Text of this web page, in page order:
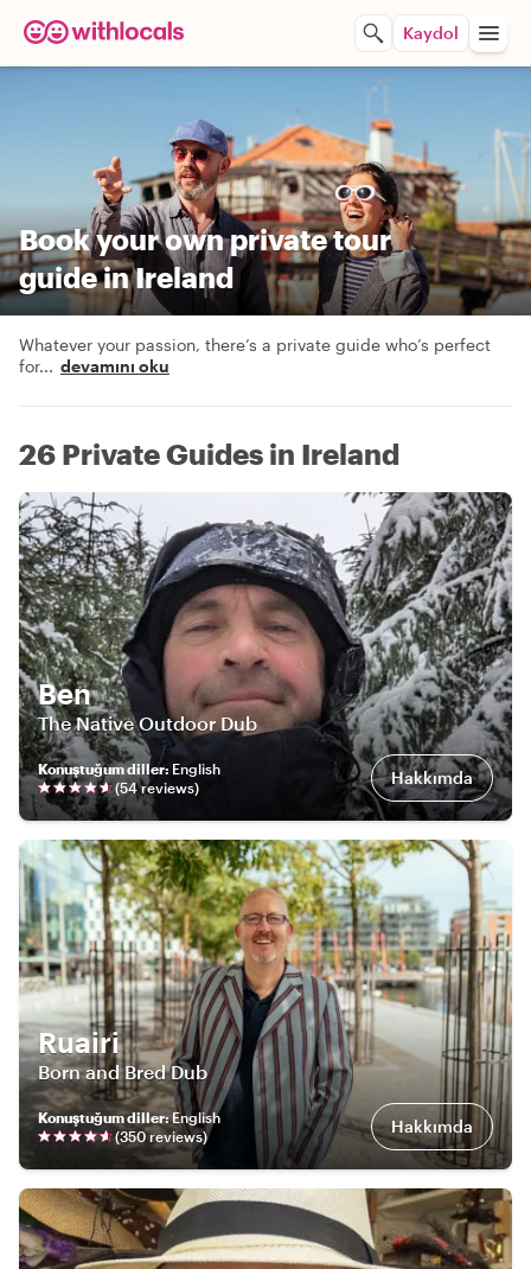
Kaydol
Book your own private tour
guide in Ireland
Whatever your passion, there’s a private guide who’s perfect
for... devamını oku
26 Private Guides in Ireland
Ben
The Native Outdoor Dub
Konuştuğum diller: English
(54reviews) Hakkımda
Ruairi
Born and Bred Dub
Konuştuğum diller:English
(350reviews) Hakkımda